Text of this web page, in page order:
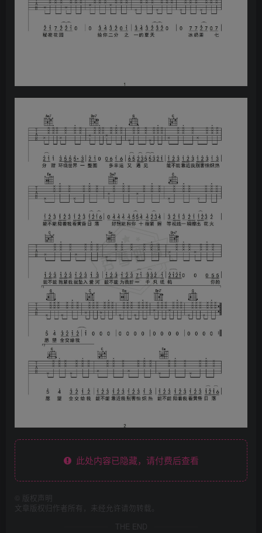
此处内容已隐藏，请付费后查看
版权声明
文章版权归作者所有，未经允许请勿转载。
THE END